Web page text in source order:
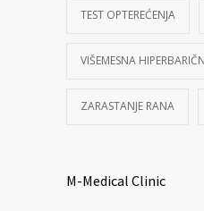
TEST OPTEREĆENJA
VIŠEMESNA
ZARASTANJE RANA
M-Medical Clinic